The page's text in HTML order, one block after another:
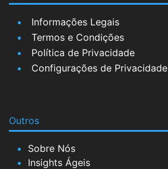
Informações Legais
Termos e Condições
Política de Privacidade
Configurações de Privacidade
Outros
Sobre Nós
Insights Ágeis